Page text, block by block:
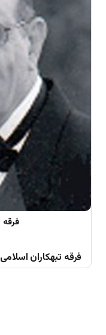
فرقه تبهکاران اسلامی